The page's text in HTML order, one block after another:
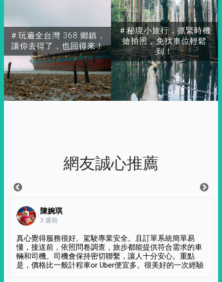
＃玩遍全台灣 368 鄉鎮，
讓你去得了，也回得來！
＃秘境小旅行，抓緊時機
搶拍照，免找車位輕鬆
到！
網友誠心推薦
陳婉琪
3 週前
真心覺得服務很好。駕駛專業安全。且訂單系統簡單易
懂，接送前，依照問卷調查，旅步都能提供符合需求的車
輛和司機。司機會保持密切聯繫，讓人十分安心。重點
是，價格比一般計程車or Uber便宜多。很美好的一次經驗